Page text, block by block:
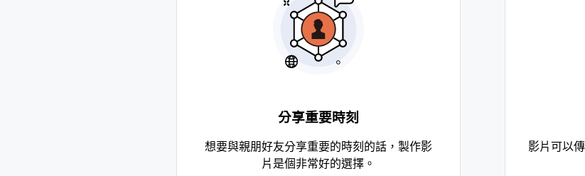
分享重要時刻
想要與親朋好友分享重要的時刻的話，製作影
片是個非常好的選擇。
影片可以